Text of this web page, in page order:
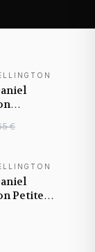
Petite
maille
€
Petite
en maille